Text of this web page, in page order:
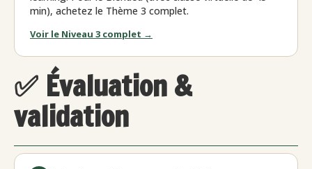
min), achetez le Thème 3 complet.
Voir le Niveau 3 complet →
✅ Évaluation &
validation